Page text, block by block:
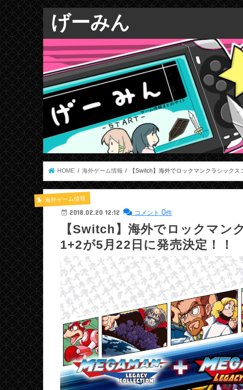
げーみん
HOME 海外ゲーム情報 【Switch】海外でロックマンクラシック
海外ゲーム情報
2018.02.20 12:12 コメント 0件
【Switch】海外でロックマン
1+2が5月22日に発売決定！！